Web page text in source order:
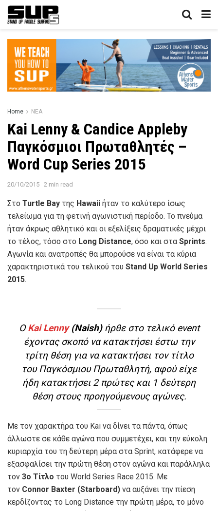
Home ΝΕΑ
Kai Lenny & Candice Appleby
Παγκόσμιοι Πρωταθλητές –
Word Cup Series 2015
20/10/2015 2 min read
Στο Turtle Bay της Hawaii ήταν το καλύτερο ίσως
τελείωμα για τη φετινή αγωνιστική περίοδο. Το πνεύμα
ήταν άκρως αθλητικό και οι εξελίξεις δραματικές μέχρι
το τέλος, τόσο στο Long Distance, όσο και στα Sprints.
Αγωνία και ανατροπές θα μπορούσε να είναι τα κύρια
χαρακτηριστικά του τελικού του Stand Up World Series
2015.
OKai Lenny(Naish)ήρθε στο τελικό event
έχοντας σκοπό να κατακτήσει έστω την
τρίτη θέση για να κατακτήσει τον τίτλο
του Παγκόσμιου Πρωταθλητή, αφού είχε
ήδη κατακτήσει 2 πρώτες και 1 δεύτερη
θέση στους προηγούμενους αγώνες.
Με τον χαρακτήρα του Kai να δίνει τα πάντα, όπως
άλλωστε σε κάθε αγώνα που συμμετέχει, και την εύκολη
κυριαρχία του τη δεύτερη μέρα στα Sprint, κατάφερε να
εξασφαλίσει την πρώτη θέση στον αγώνα και παράλληλα
τον 3ο Τίτλο του World Series Race 2015. Με
τον Connor Baxter (Starboard) να αυξάνει την πίεση
κερδίζοντας το Long Distance την πρώτη μέρα, το μόνο